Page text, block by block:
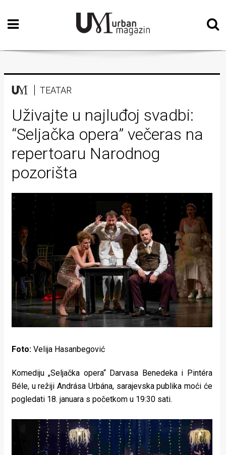
Početna
Vizualne
Teatar
Književnost
Muzika
Film
Intervju
Kolumne
Kultura
Lifestyle
Beauty
Fashion
Zdravlje
Za
pokretu
Ideje
TEATAR
Uživajte u najluđoj svadbi:
“Seljačka opera” večeras na
repertoaru Narodnog
pozorišta
Foto: Velija Hasanbegović
Komediju „Seljačka opera“ Darvasa Benedeka i Pintéra
Béle, u režiji Andrása Urbána, sarajevska publika moći će
pogledati 18. januara s početkom u 19:30 sati.